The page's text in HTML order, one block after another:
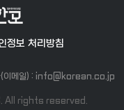
정보 처리방침
(이메일) : info@korean.co.jp
All rights reserved.